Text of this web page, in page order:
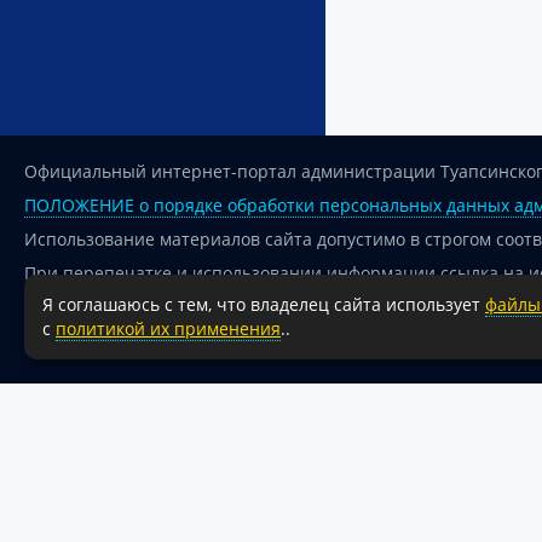
Официальный интернет-портал администрации
ПОЛОЖЕНИЕ о порядке обработки персональных данных
Использование материалов сайта допустимо в строгом
При перепечатке и использовании информации ссылка на
Для сайтов и страниц сети Интернет обязательна
18+
Я соглашаюсь с тем, что владелец сайта использует файлы
с политикой их применения..